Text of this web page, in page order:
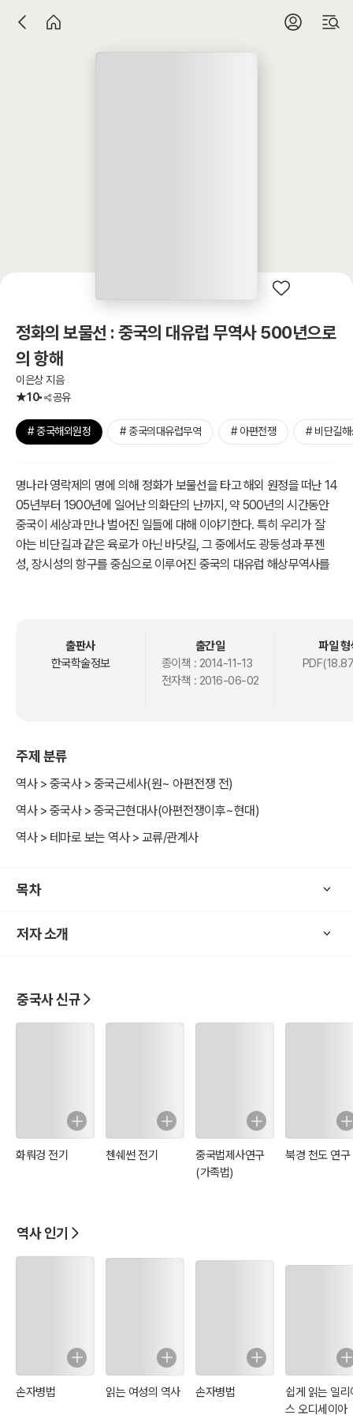
정화의 보물선 : 중국의 대유럽 무역사 500년으로
의 항해
이은상 지음
10
공유
# 중국해외원정 # 중국의대유럽무역 # 아편전쟁 # 비단길해
명나라 영락제의 명에 의해 정화가 보물선을 타고 해외 원정을 떠난 14
05년부터 1900년에 일어난 의화단의 난까지, 약 500년의 시간동안
중국이 세상과 만나 벌어진 일들에 대해 이야기한다. 특히 우리가 잘
아는 비단길과 같은 육로가 아닌 바닷길, 그 중에서도 광둥성과 푸젠
성, 장시성의 항구를 중심으로 이루어진 중국의 대유럽 해상무역사를
출판사
한국학술정보
출간일
종이책 : 2014-11-13
전자책 : 2016-06-02
파일 형
주제 분류
역사 > 중국사 > 중국근세사(원~ 아편전쟁 전)
역사 > 중국사 > 중국근현대사(아편전쟁이후~현대)
역사 > 테마로 보는 역사 > 교류/관계사
목차
저자 소개
중국사 신규
화뤄겅 전기 첸쉐썬 전기
중국법제사연구
(가족법)
북경 천도 연구
역사 인기
손자병법 읽는 여성의 역사 손자병법
쉽게 읽는 일리
스 오디세이아